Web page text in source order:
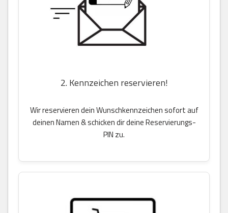
2. Kennzeichen reservieren!
Wir reservieren dein Wunschkennzeichen sofort auf
deinen Namen & schicken dir deine Reservierungs-
PIN zu.